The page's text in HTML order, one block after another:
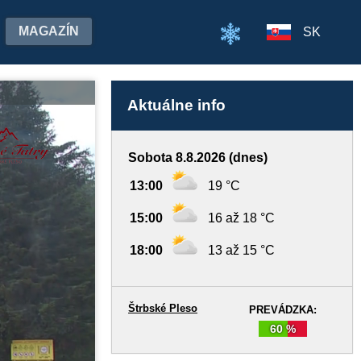
MAGAZÍN SK
Aktuálne info
Sobota 8.8.2026 (dnes)
13:00 19 °C
15:00 16 až 18 °C
18:00 13 až 15 °C
PREVÁDZKA:
60 %
Štrbské Pleso